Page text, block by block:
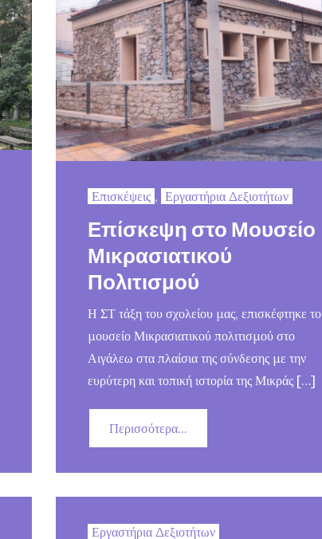
Επισκέψεις , Εργαστήρια Δεξιοτήτων
Επίσκεψη στο Μουσείο
Μικρασιατικού
Πολιτισμού
Η ΣΤ τάξη του σχολείου μας, επισκέφτηκε το
μουσείο Μικρασιατικού πολιτισμού στο
Αιγάλεω στα πλαίσια της σύνδεσης με την
ευρύτερη και τοπική ιστορία της Μικράς […]
Περισσότερα...
Εργαστήρια Δεξιοτήτων